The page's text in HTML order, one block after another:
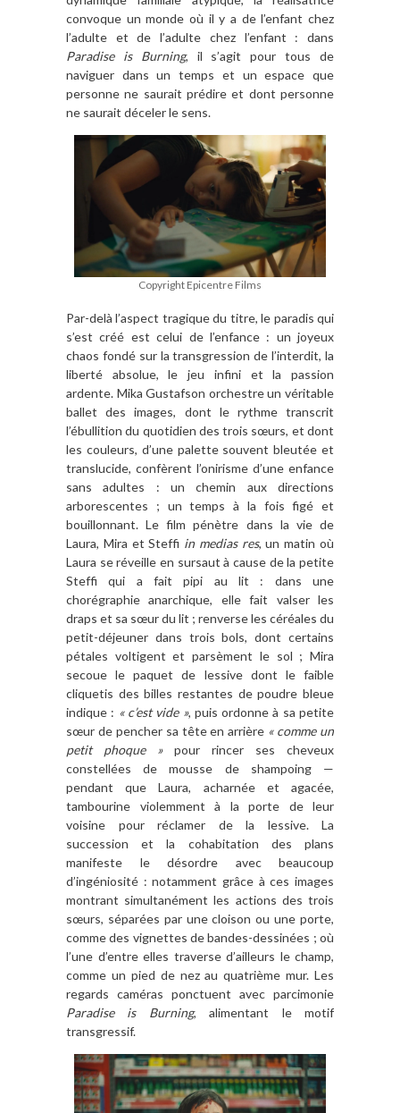
convoque un monde où il y a de l’enfant chez
l’adulte et de l’adulte chez l’enfant : dans
Paradise is Burning, il s’agit pour tous de
naviguer dans un temps et un espace que
personne ne saurait prédire et dont personne
ne saurait déceler le sens.
Copyright Epicentre Films
Par-delà l’aspect tragique du titre, le paradis qui
s’est créé est celui de l’enfance : un joyeux
chaos fondé sur la transgression de l’interdit, la
liberté absolue, le jeu infini et la passion
ardente. Mika Gustafson orchestre un véritable
ballet des images, dont le rythme transcrit
l’ébullition du quotidien des trois sœurs, et dont
les couleurs, d’une palette souvent bleutée et
translucide, confèrent l’onirisme d’une enfance
sans adultes : un chemin aux directions
arborescentes ; un temps à la fois figé et
bouillonnant. Le film pénètre dans la vie de
Laura, Mira et Steffi in medias res, un matin où
Laura se réveille en sursaut à cause de la petite
Steffi qui a fait pipi au lit : dans une
chorégraphie anarchique, elle fait valser les
draps et sa sœur du lit ; renverse les céréales du
petit-déjeuner dans trois bols, dont certains
pétales voltigent et parsèment le sol ; Mira
secoue le paquet de lessive dont le faible
cliquetis des billes restantes de poudre bleue
indique : « c’est vide », puis ordonne à sa petite
sœur de pencher sa tête en arrière « comme un
petit phoque » pour rincer ses cheveux
constellées de mousse de shampoing —
pendant que Laura, acharnée et agacée,
tambourine violemment à la porte de leur
voisine pour réclamer de la lessive. La
succession et la cohabitation des plans
manifeste le désordre avec beaucoup
d’ingéniosité : notamment grâce à ces images
montrant simultanément les actions des trois
sœurs, séparées par une cloison ou une porte,
comme des vignettes de bandes-dessinées ; où
l’une d’entre elles traverse d’ailleurs le champ,
comme un pied de nez au quatrième mur. Les
regards caméras ponctuent avec parcimonie
Paradise is Burning, alimentant le motif
transgressif.